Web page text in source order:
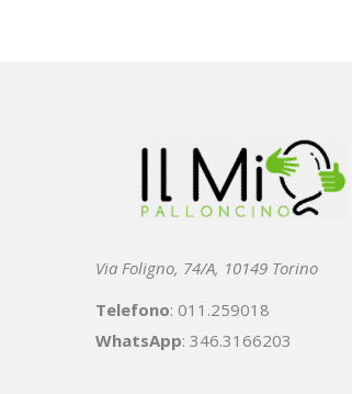
Via Foligno, 74/A, 10149 Torino
Telefono: 011.259018
WhatsApp: 346.3166203